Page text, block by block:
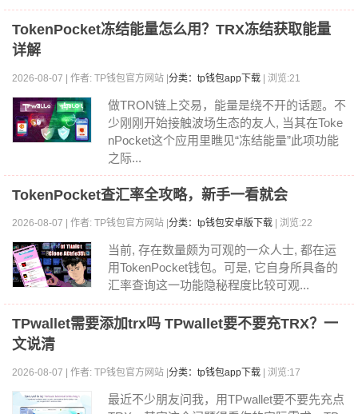
TokenPocket冻结能量怎么用？TRX冻结获取能量
详解
2026-08-07 | 作者: TP钱包官方网站 | 分类：tp钱包app下载 | 浏览:21
做TRON链上交易，能量是绕不开的话题。不
少刚刚开始接触波场生态的友人, 当其在Toke
nPocket这个应用里瞧见“冻结能量”此项功能
之际...
TokenPocket查汇率全攻略，新手一看就会
2026-08-07 | 作者: TP钱包官方网站 | 分类：tp钱包安卓版下载 | 浏览:22
当前, 存在数量颇为可观的一众人士, 都在运
用TokenPocket钱包。可是, 它自身所具备的
汇率查询这一功能隐秘程度比较可观...
TPwallet需要添加trx吗 TPwallet要不要充TRX？一
文说清
2026-08-07 | 作者: TP钱包官方网站 | 分类：tp钱包app下载 | 浏览:17
最近不少朋友问我，用TPwallet要不要先充点